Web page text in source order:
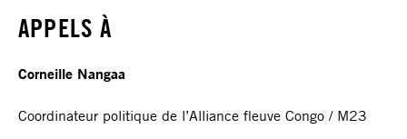
APPELS À
Corneille Nangaa
Coordinateur politique de l’Alliance fleuve Congo / M23